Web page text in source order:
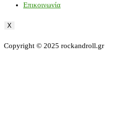
Επικοινωνία
X
Copyright © 2025 rockandroll.gr